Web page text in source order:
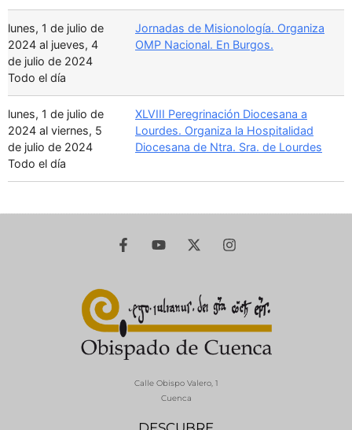
lunes, 1 de julio de
2024 al jueves, 4
de julio de 2024
Todo el día
Jornadas de Misionología. Organiza
OMP Nacional. En Burgos.
lunes, 1 de julio de
2024 al viernes, 5
de julio de 2024
Todo el día
XLVIII Peregrinación Diocesana a
Lourdes. Organiza la Hospitalidad
Diocesana de Ntra. Sra. de Lourdes
Calle Obispo Valero, 1
Cuenca